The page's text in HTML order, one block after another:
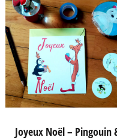
Joyeux Noël – Pingouin